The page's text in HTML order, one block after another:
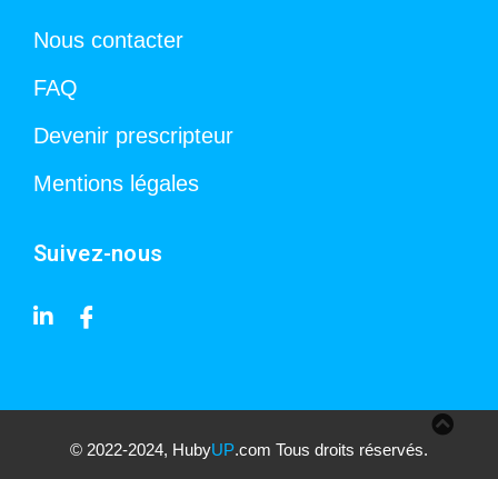
Nous contacter
FAQ
Devenir prescripteur
Mentions légales
Suivez-nous
© 2022-2024, HubyUP.com Tous droits réservés.